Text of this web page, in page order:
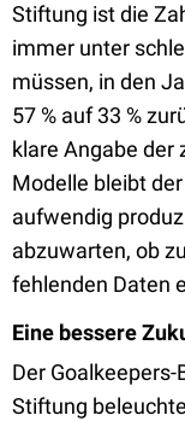
Stiftung ist die
immer unter
müssen, in den
57 % auf 33 %
klare Angabe der
Modelle bleibt
aufwendig
abzuwarten, ob
fehlenden Daten
Eine bessere
Der
Stiftung